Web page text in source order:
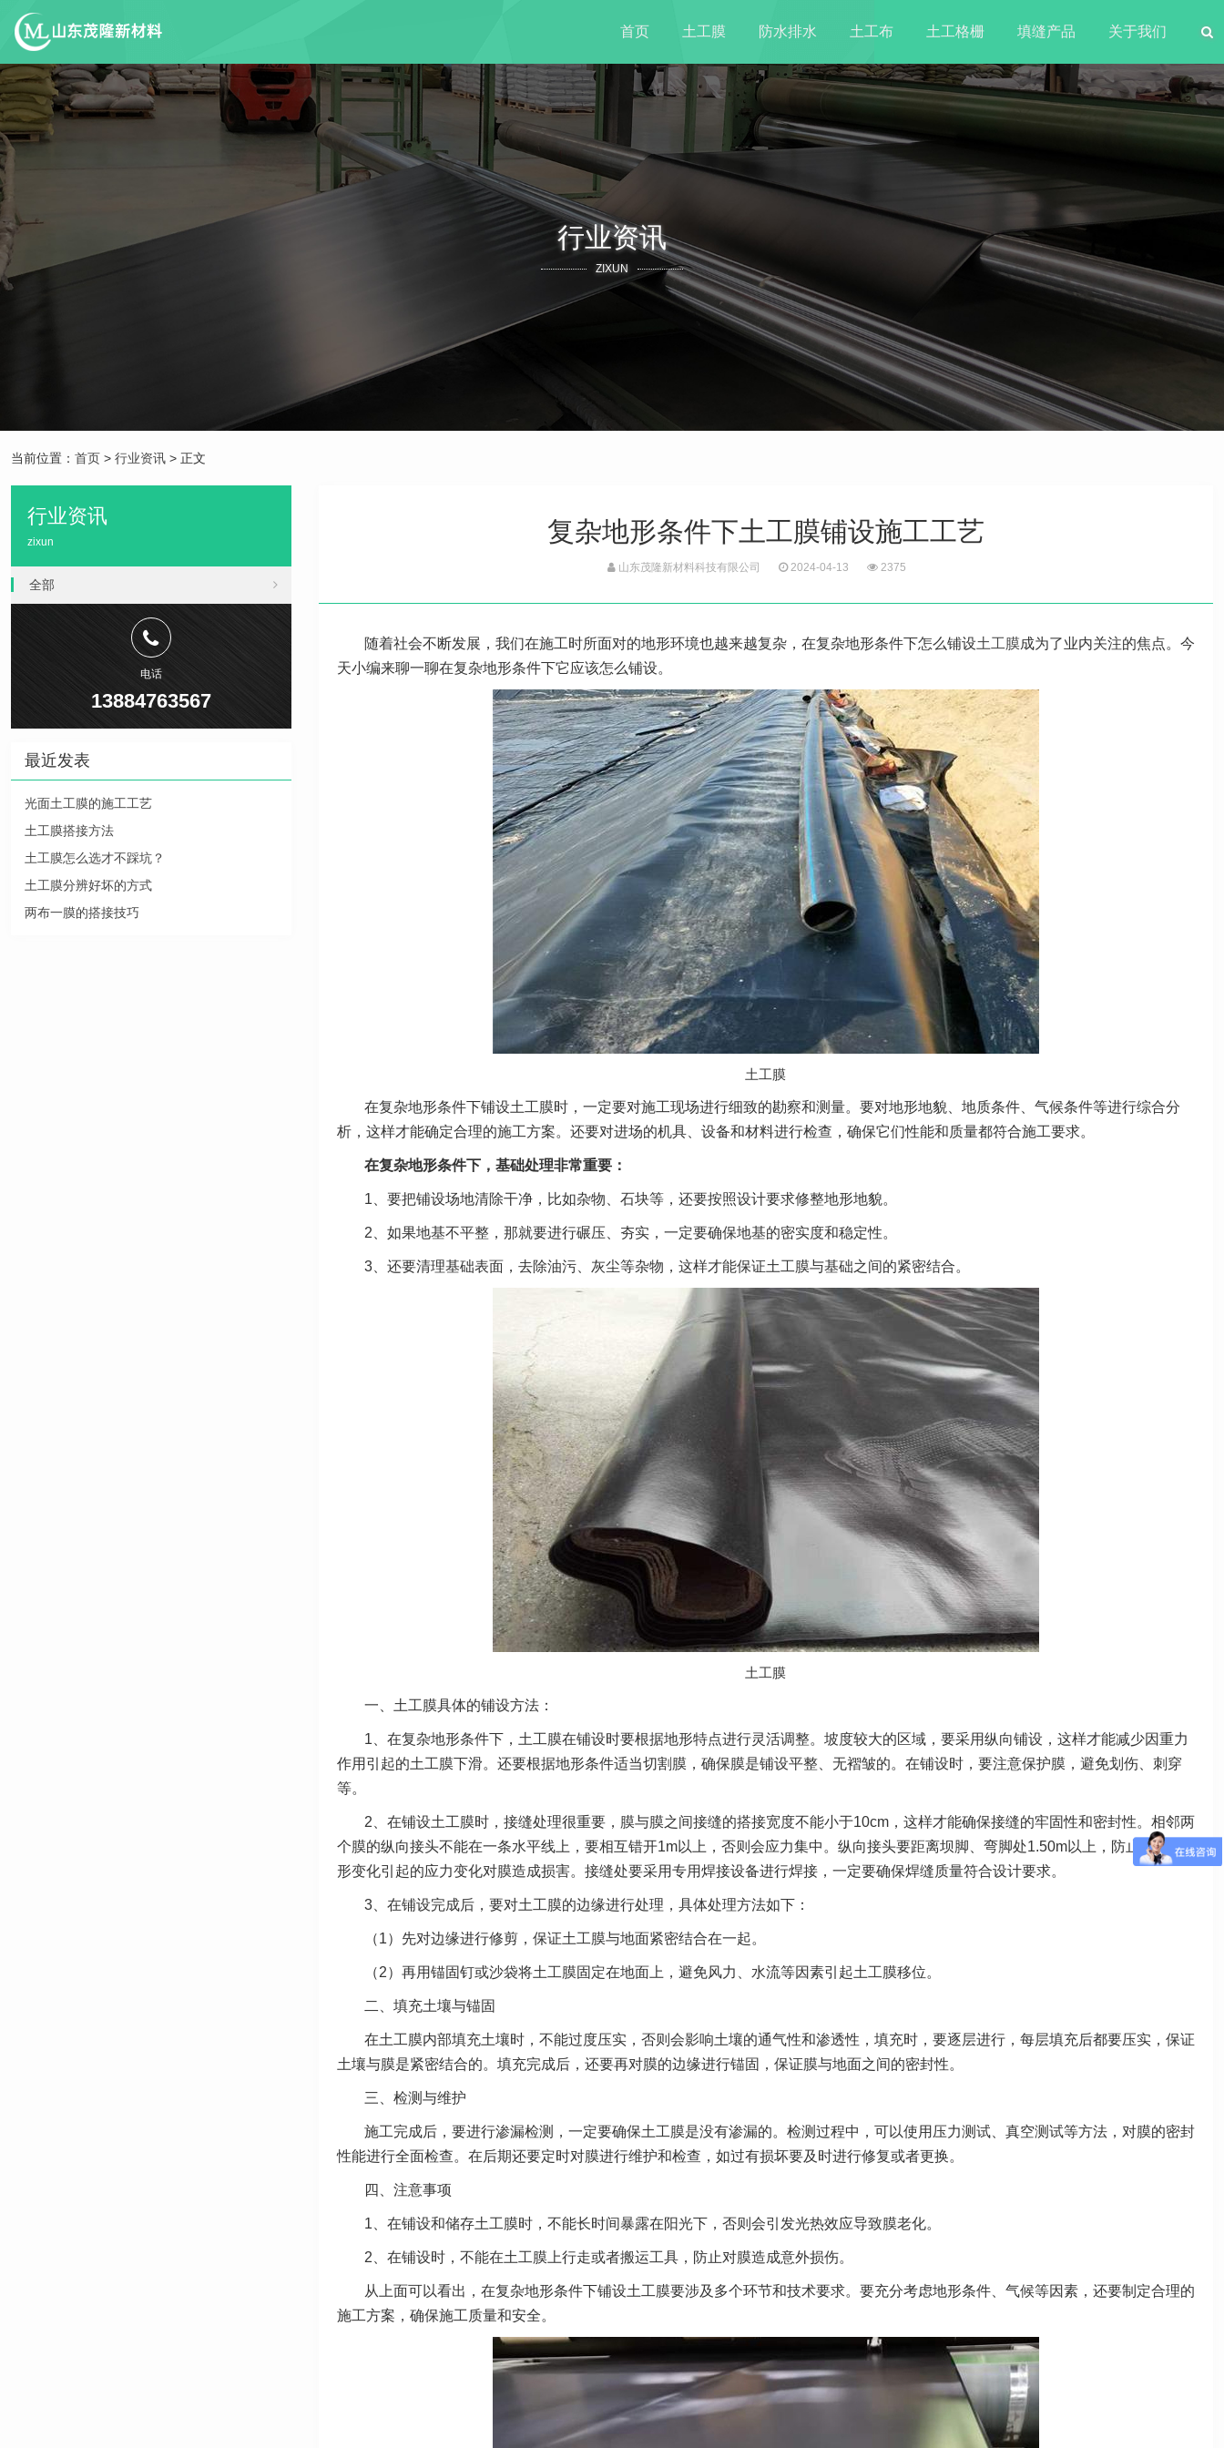
首页 土工膜 防水排水 土工布 土工格栅 填缝产品 关于我们
行业资讯
ZIXUN
当前位置： 首页 > 行业资讯 > 正文
复杂地形条件下土工膜铺设施工工艺
山东茂隆新材料科技有限公司 2024-04-13 2375
随着社会不断发展，我们在施工时所面对的地形环境也越来越复杂，在复杂地形条件下怎么铺设土工膜成为了业内关注的焦点。今
天小编来聊一聊在复杂地形条件下它应该怎么铺设。
土工膜
在复杂地形条件下铺设土工膜时，一定要对施工现场进行细致的勘察和测量。要对地形地貌、地质条件、气候条件等进行综合分
析，这样才能确定合理的施工方案。还要对进场的机具、设备和材料进行检查，确保它们性能和质量都符合施工要求。
在复杂地形条件下，基础处理非常重要：
1、要把铺设场地清除干净，比如杂物、石块等，还要按照设计要求修整地形地貌。
2、如果地基不平整，那就要进行碾压、夯实，一定要确保地基的密实度和稳定性。
3、还要清理基础表面，去除油污、灰尘等杂物，这样才能保证土工膜与基础之间的紧密结合。
土工膜
一、土工膜具体的铺设方法：
1、 在复杂地形条件下，土工膜在铺设时要根据地形特点进行灵活调整。坡度较大的区域，要采用纵向铺设，这样才能减少因重力
作用引起的土工膜下滑。还要根据地形条件适当切割膜，确保膜是铺设平整、无褶皱的。在铺设时，要注意保护膜，避免划伤、刺穿
等。
2、在铺设土工膜时，接缝处理很重要，膜与膜之间接缝的搭接宽度不能小于10cm，这样才能确保接缝的牢固性和密封性。相邻两
个膜的纵向接头不能在一条水平线上，要相互错开1m以上，否则会应力集中。纵向接头要距离坝脚、弯脚处1.50m以上，防止由于地
形变化引起的应力变化对膜造成损害。接缝处要采用专用焊接设备进行焊接，一定要确保焊缝质量符合设计要求。
3、 在铺设完成后，要对土工膜的边缘进行处理，具体处理方法如下：
（1）先对边缘进行修剪，保证土工膜与地面紧密结合在一起。
（2）再用锚固钉或沙袋将土工膜固定在地面上，避免风力、水流等因素引起土工膜移位。
二、填充土壤与锚固
在土工膜内部填充土壤时，不能过度压实，否则会影响土壤的通气性和渗透性，填充时，要逐层进行，每层填充后都要压实，保证
土壤与膜是紧密结合的。填充完成后，还要再对膜的边缘进行锚固，保证膜与地面之间的密封性。
三、检测与维护
施工完成后，要进行渗漏检测，一定要确保土工膜是没有渗漏的。检测过程中，可以使用压力测试、真空测试等方法，对膜的密封
性能进行全面检查。在后期还要定时对膜进行维护和检查，如过有损坏要及时进行修复或者更换。
四、注意事项
1、在铺设和储存土工膜时，不能长时间暴露在阳光下，否则会引发光热效应导致膜老化。
2、在铺设时，不能在土工膜上行走或者搬运工具，防止对膜造成意外损伤。
从上面可以看出，在复杂地形条件下铺设土工膜要涉及多个环节和技术要求。要充分考虑地形条件、气候等因素，还要制定合理的
施工方案，确保施工质量和安全。
行业资讯
zixun
全部
电话
13884763567
最近发表
光面土工膜的施工工艺
土工膜搭接方法
土工膜怎么选才不踩坑？
土工膜分辨好坏的方式
两布一膜的搭接技巧